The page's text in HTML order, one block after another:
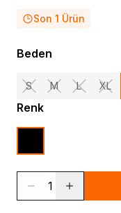
Son 1 Ürün
Beden
S M L XL
Renk
1